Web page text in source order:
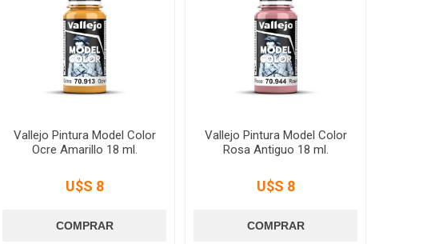
Vallejo Pintura Model Color
Ocre Amarillo 18 ml.
U$S 8
Vallejo Pintura Model Color
Rosa Antiguo 18 ml.
U$S 8